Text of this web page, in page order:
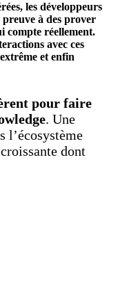
les développeurs
à des prover
compte réellement.
avec ces
et enfin
pour faire
. Une
l’écosystème
dont